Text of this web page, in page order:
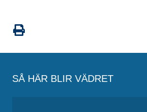
SÅ HÄR BLIR VÄDRET